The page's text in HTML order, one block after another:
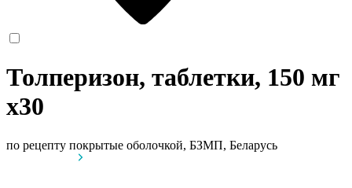
Толперизон, таблетки, 150 мг
x30
по рецепту покрытые оболочкой, БЗМП, Беларусь